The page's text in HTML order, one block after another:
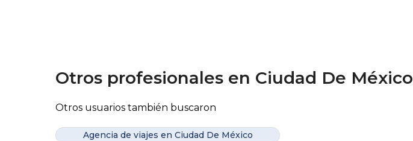
Otros profesionales en Ciudad De México
Otros usuarios también buscaron
Agencia de viajes en Ciudad De México